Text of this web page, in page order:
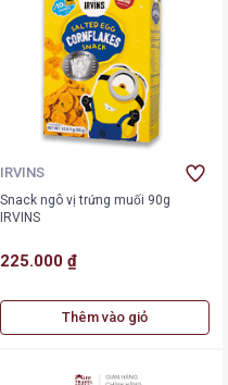
IRVINS
Snack ngô vị trứng muối 90g
IRVINS
225.000 ₫
Thêm vào giỏ